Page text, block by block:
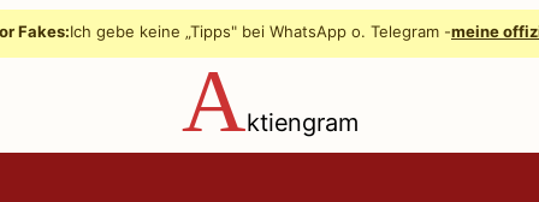
Fakes:Ich gebe keine „Tipps" bei WhatsApp o. Telegram -meine
Aktiengram